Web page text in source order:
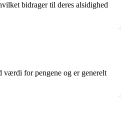
bidrager til deres alsidighed
værdi for pengene og er generelt